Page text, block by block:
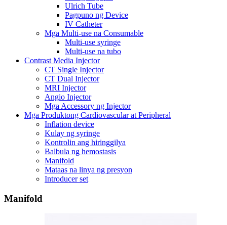
Ulrich Tube
Pagpuno ng Device
IV Catheter
Mga Multi-use na Consumable
Multi-use syringe
Multi-use na tubo
Contrast Media Injector
CT Single Injector
CT Dual Injector
MRI Injector
Angio Injector
Mga Accessory ng Injector
Mga Produktong Cardiovascular at Peripheral
Inflation device
Kulay ng syringe
Kontrolin ang hiringgilya
Balbula ng hemostasis
Manifold
Mataas na linya ng presyon
Introducer set
Manifold